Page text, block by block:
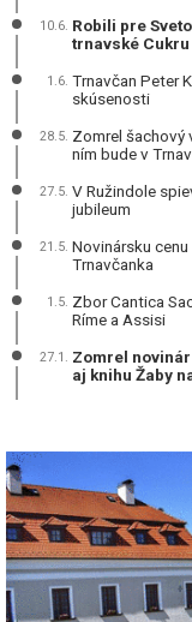
10.6. Robili pre
trnavské
1.6. Trnavčan Peter
skúsenosti
28.5. Zomrel šachový
ním bude v
27.5. V Ružindole
jubileum
21.5. Novinársku
Trnavčanka
1.5. Zbor Cantica
Ríme a Assisi
27.1. Zomrel novinár
aj knihu Žaby